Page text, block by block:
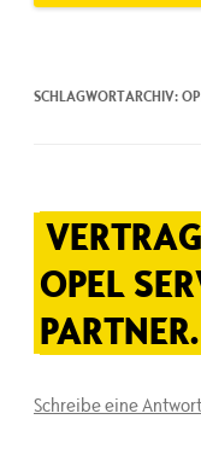
SCHLAGWORTARCHIV:
OPEL
PARTNER.
Schreibe eine Antwort